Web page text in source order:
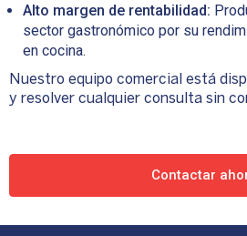
Alto margen de rentabilidad:
sector gastronómico por su
en cocina.
Nuestro equipo comercial está
y resolver cualquier consulta sin
Contactar